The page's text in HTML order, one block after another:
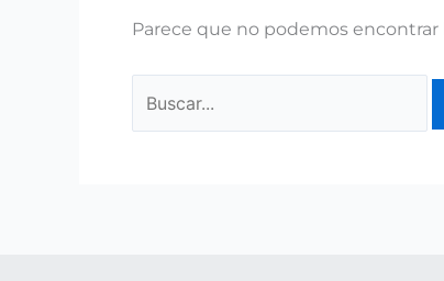
Parece que no podemos